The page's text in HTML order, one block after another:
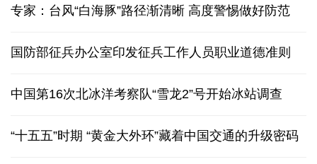
专家：台风“白海豚”路径渐清晰 高度警惕做好防范
国防部征兵办公室印发征兵工作人员职业道德准则
中国第16次北冰洋考察队“雪龙2”号开始冰站调查
“十五五”时期 “黄金大外环”藏着中国交通的升级密码